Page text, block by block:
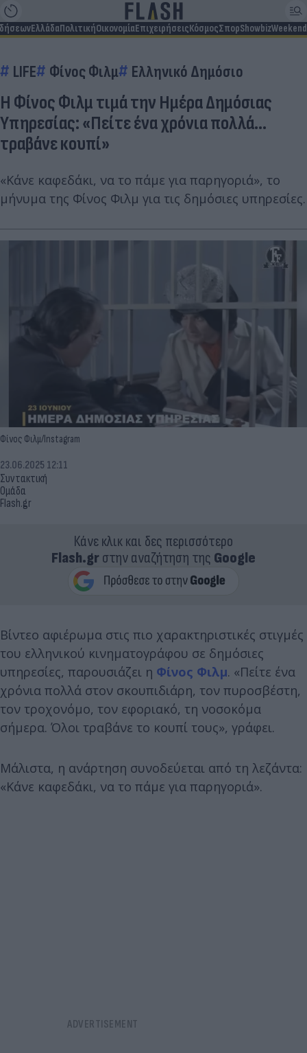
ΕλλάδαΠολιτικήΟικονομίαΕπιχειρήσειςΚόσμοςΣπορShowbizWeekend
LIFE Φίνος Φιλμ Ελληνικό Δημόσιο
Η Φίνος Φιλμ τιμά την Ημέρα Δημόσιας
Υπηρεσίας: «Πείτε ένα χρόνια πολλά...
τραβάνε κουπί»
«Κάνε καφεδάκι, να το πάμε για παρηγοριά», το
μήνυμα της Φίνος Φιλμ για τις δημόσιες υπηρεσίες.
Φίνος Φιλμ/Instagram
Συντακτική
Ομάδα
Flash.gr
23.06.2025 12:11
Κάνε κλικ και δες περισσότερο
Flash.grστην αναζήτηση της Google
Βίντεο αφιέρωμα στις πιο χαρακτηριστικές στιγμές
του ελληνικού κινηματογράφου σε δημόσιες
υπηρεσίες, παρουσιάζει η Φίνος Φιλμ. «Πείτε ένα
χρόνια πολλά στον σκουπιδιάρη, τον πυροσβέστη,
τον τροχονόμο, τον εφοριακό, τη νοσοκόμα
σήμερα. Όλοι τραβάνε το κουπί τους», γράφει.
Μάλιστα, η ανάρτηση συνοδεύεται από τη λεζάντα:
«Κάνε καφεδάκι, να το πάμε για παρηγοριά».